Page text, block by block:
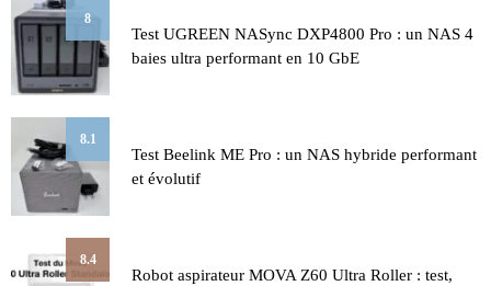
8
Test UGREEN NASync DXP4800 Pro : un NAS 4
baies ultra performant en 10 GbE
8.1
Test Beelink ME Pro : un NAS hybride performant
et évolutif
8.4
Robot aspirateur MOVA Z60 Ultra Roller : test,